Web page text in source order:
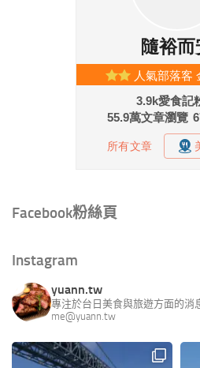
Facebook粉絲頁
Instagram
yuann.tw
專注於台日美食與旅遊方面的消
me@yuann.tw